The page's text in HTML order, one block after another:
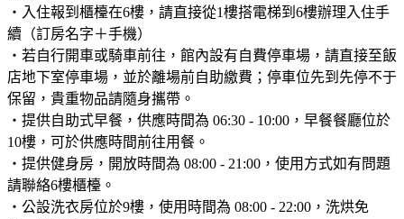
・入住報到櫃檯在6樓，請直接從1樓搭電梯到6樓辦理入住手
續（訂房名字＋手機）
・若自行開車或騎車前往，館內設有自費停車場，請直接至飯
店地下室停車場，並於離場前自助繳費；停車位先到先停不于
保留，貴重物品請隨身攜帶。
・提供自助式早餐，供應時間為 06:30 - 10:00，早餐餐廳位於
10樓，可於供應時間前往用餐。
・提供健身房，開放時間為 08:00 - 21:00，使用方式如有問題
請聯絡6樓櫃檯。
・公設洗衣房位於9樓，使用時間為 08:00 - 22:00，洗烘免